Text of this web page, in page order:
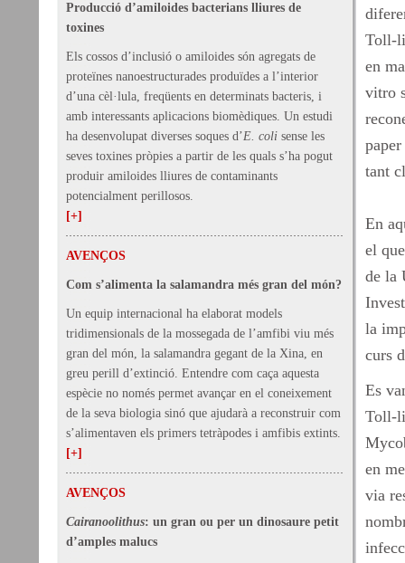
Producció d’amiloides bacterians lliures de
toxines
Els cossos d’inclusió o amiloides són agregats de
proteïnes nanoestructurades produïdes a l’interior
d’una cèl·lula, freqüents en determinats bacteris, i
amb interessants aplicacions biomèdiques. Un estudi
ha desenvolupat diverses soques d’E. coli sense les
seves toxines pròpies a partir de les quals s’ha pogut
produir amiloides lliures de contaminants
potencialment perillosos.
[+]
AVENÇOS
Com s’alimenta la salamandra més gran del món?
Un equip internacional ha elaborat models
tridimensionals de la mossegada de l’amfibi viu més
gran del món, la salamandra gegant de la Xina, en
greu perill d’extinció. Entendre com caça aquesta
espècie no només permet avançar en el coneixement
de la seva biologia sinó que ajudarà a reconstruir com
s’alimentaven els primers tetràpodes i amfibis extints.
[+]
AVENÇOS
Cairanoolithus: un gran ou per un dinosaure petit
d’amples malucs
Toll-
en
vitro
tant
En
el
de la
la
curs
Es
Toll-
en
via